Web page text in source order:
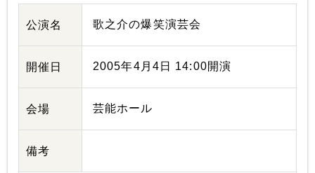
公演名 歌之介の爆笑演芸会
開催日 2005年4月4日 14:00開演
会場 芸能ホール
備考